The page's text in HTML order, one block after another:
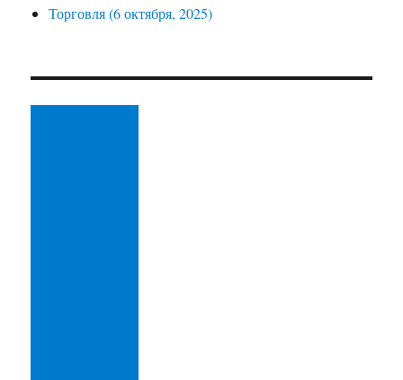
Торговля (6 октября, 2025)